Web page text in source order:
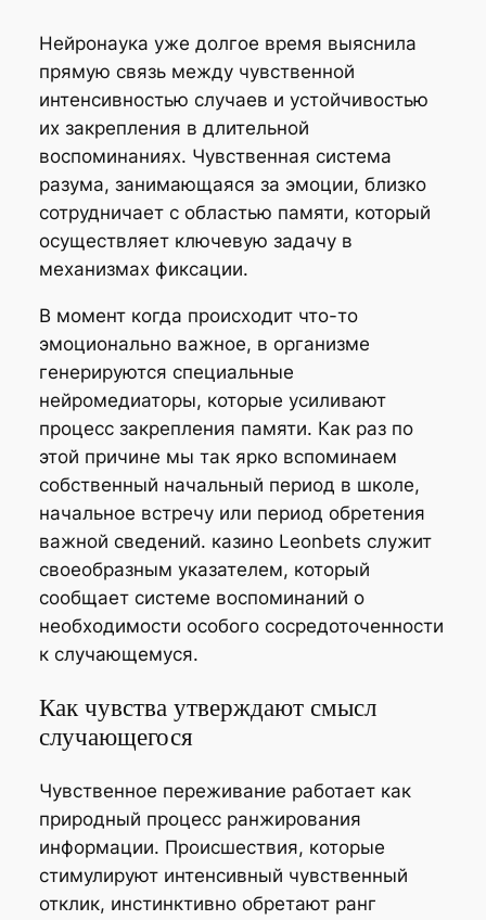
Нейронаука уже долгое время выяснила
прямую связь между чувственной
интенсивностью случаев и устойчивостью
их закрепления в длительной
воспоминаниях. Чувственная система
разума, занимающаяся за эмоции, близко
сотрудничает с областью памяти, который
осуществляет ключевую задачу в
механизмах фиксации.
В момент когда происходит что-то
эмоционально важное, в организме
генерируются специальные
нейромедиаторы, которые усиливают
процесс закрепления памяти. Как раз по
этой причине мы так ярко вспоминаем
собственный начальный период в школе,
начальное встречу или период обретения
важной сведений. казино Leonbets служит
своеобразным указателем, который
сообщает системе воспоминаний о
необходимости особого сосредоточенности
к случающемуся.
Как чувства утверждают смысл
случающегося
Чувственное переживание работает как
природный процесс ранжирования
информации. Происшествия, которые
стимулируют интенсивный чувственный
отклик, инстинктивно обретают ранг